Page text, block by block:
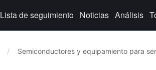
Lista de seguimiento Noticias Análisis
/ Semiconductores y equipamiento para